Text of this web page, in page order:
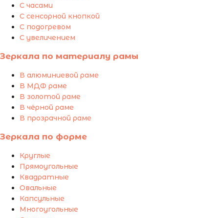
С часами
С сенсорной кнопкой
С подогревом
С увеличением
Зеркала по материалу рамы
В алюминиевой раме
В МДФ раме
В золотой раме
В чёрной раме
В прозрачной раме
Зеркала по форме
Круглые
Прямоугольные
Квадратные
Овальные
Капсульные
Многоугольные